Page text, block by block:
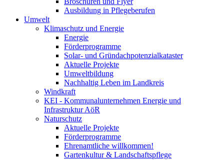
Ausbildung in Pflegeberufen
Umwelt
Klimaschutz und Energie
Energie
Förderprogramme
Solar- und Gründachpotenzialkataster
Aktuelle Projekte
Umweltbildung
Nachhaltig Leben im Landkreis
Windkraft
KEI - Kommunalunternehmen Energie und
Infrastruktur AöR
Naturschutz
Aktuelle Projekte
Förderprogramme
Ehrenamtliche willkommen!
Gartenkultur & Landschaftspflege